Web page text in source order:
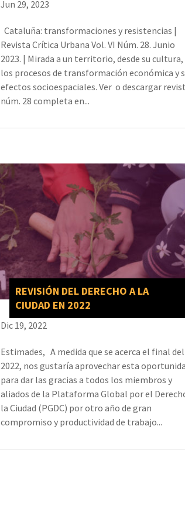
Jun 29, 2023
Cataluña: transformaciones y resistencias |
Revista Crítica Urbana Vol. VI Núm. 28. Junio
2023. | Mirada a un territorio, desde su cultura,
los procesos de transformación económica y
efectos socioespaciales. Ver o descargar
núm. 28 completa en...
REVISIÓN DEL DERECHO A LA
CIUDAD EN 2022
Dic 19, 2022
Estimades, A medida que se acerca el final del
2022, nos gustaría aprovechar esta
para dar las gracias a todos los miembros y
aliados de la Plataforma Global por el
la Ciudad (PGDC) por otro año de gran
compromiso y productividad de trabajo...